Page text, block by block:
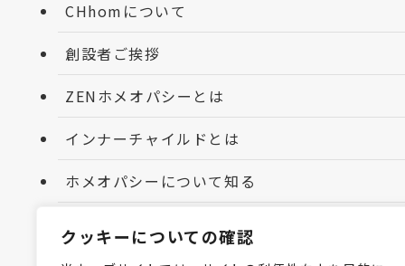
クッキーについての確認
CHhomについて
創設者ご挨拶
ZENホメオパシーとは
インナーチャイルドとは
ホメオパシーについて知る